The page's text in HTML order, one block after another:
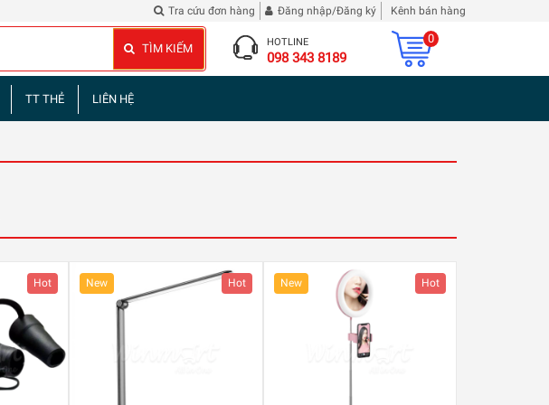
| 2 chai Rượu Vang Hibiscus Roselle
Tra cứu đơn hàng Đăng nhập/Đăng ký Kênh bán hàng
TÌM KIẾM HOTLINE
098 343 8189
0
TT THẺ LIÊN HỆ
Hot New Hot New Hot